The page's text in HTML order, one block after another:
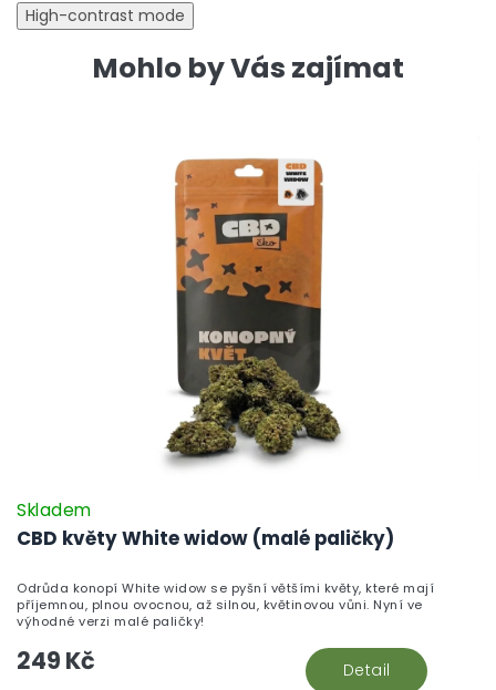
High-contrast mode
Mohlo by Vás zajímat
CBD květy White widow (malé paličky)
Skladem
249 Kč Detail
Odrůda konopí White widow se pyšní většími květy, které mají
příjemnou, plnou ovocnou, až silnou, květinovou vůni. Nyní ve
výhodné verzi malé paličky!